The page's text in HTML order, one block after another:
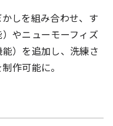
しを組み合わせ、す
やニューモーフィズ
）を追加し、洗練さ
作可能に。